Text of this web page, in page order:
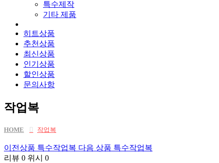
특수제작
기타 제품
히트상품
추천상품
최신상품
인기상품
할인상품
문의사항
작업복
HOME 작업복
이전상품 특수작업복 다음 상품 특수작업복
리뷰 0 위시 0